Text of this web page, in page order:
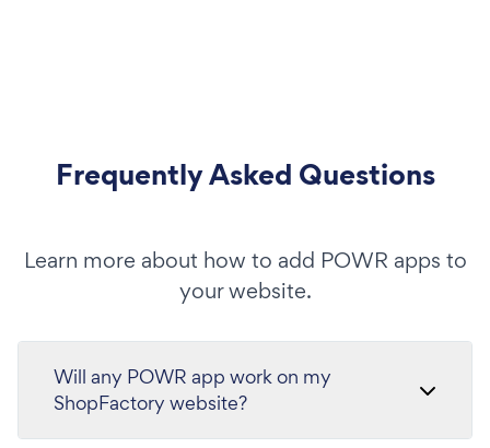
Frequently Asked Questions
Learn more about how to add POWR apps to
your website.
Will any POWR app work on my
ShopFactory website?